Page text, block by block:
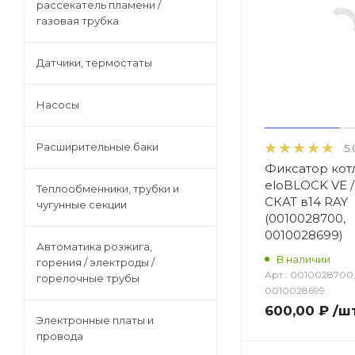
рассекатель пламени /
газовая трубка
Датчики, термостаты
Насосы
Расширительные баки
Теплообменники, трубки и
чугунные секции
Автоматика розжига,
горения / электроды /
горелочные трубы
Электронные платы и
провода
Фиксатор
eloBLOCK VE
СКАТ в14 RAY
(0010028700,
0010028699)
В наличии
Арт.: 0010028700,
0010028699
600,00 ₽ /
Автоматика розжига, горения /
электроды / горелочные трубы
панели) камеры сгорания
Прочие компоненты
Распродажа / Товар со скидкой
/ Уцененный товар